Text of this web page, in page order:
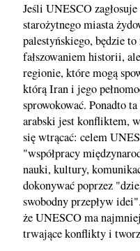
Jeśli UNESCO
starożytnego miasta
palestyńskiego, będzie
fałszowaniem historii,
regionie, które mogą
którą Iran i jego
sprowokować. Ponadto
arabski jest konfliktem,
się wtrącać: celem
"współpracy
nauki, kultury,
dokonywać poprzez
swobodny przepływ
że UNESCO ma
trwające konflikty i